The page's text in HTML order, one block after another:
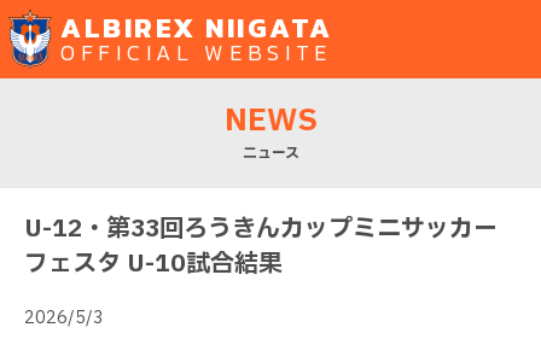
ALBIREX NIIGATA
OFFICIAL WEBSITE
NEWS
ニュース
U-12・第33回ろうきんカップミニサッカー
フェスタ U-10試合結果
2026/5/3